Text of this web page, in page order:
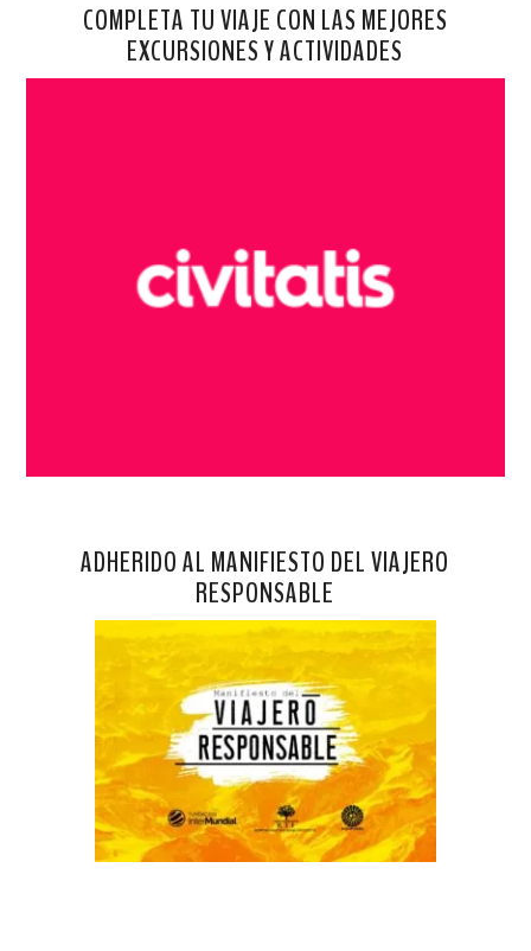
COMPLETA TU VIAJE CON LAS MEJORES
EXCURSIONES Y ACTIVIDADES
ADHERIDO AL MANIFIESTO DEL VIAJERO
RESPONSABLE